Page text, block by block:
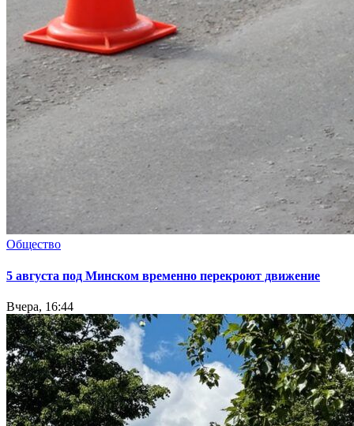
Общество
5 августа под Минском временно перекроют движение
Вчера, 16:44